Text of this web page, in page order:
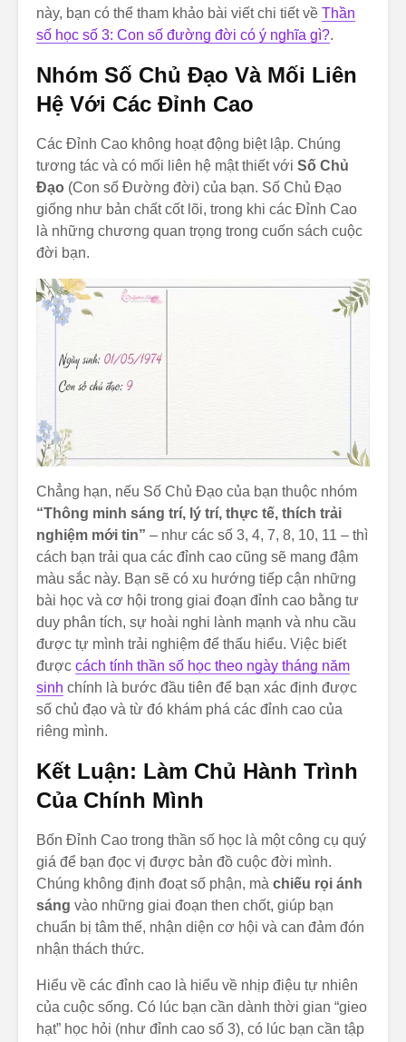
này, bạn có thể tham khảo bài viết chi tiết về Thần
số học số 3: Con số đường đời có ý nghĩa gì?.
Nhóm Số Chủ Đạo Và Mối Liên
Hệ Với Các Đỉnh Cao
Các Đỉnh Cao không hoạt động biệt lập. Chúng
tương tác và có mối liên hệ mật thiết với Số Chủ
Đạo (Con số Đường đời) của bạn. Số Chủ Đạo
giống như bản chất cốt lõi, trong khi các Đỉnh Cao
là những chương quan trọng trong cuốn sách cuộc
đời bạn.
Chẳng hạn, nếu Số Chủ Đạo của bạn thuộc nhóm
“Thông minh sáng trí, lý trí, thực tế, thích trải
nghiệm mới tin” – như các số 3, 4, 7, 8, 10, 11 – thì
cách bạn trải qua các đỉnh cao cũng sẽ mang đậm
màu sắc này. Bạn sẽ có xu hướng tiếp cận những
bài học và cơ hội trong giai đoạn đỉnh cao bằng tư
duy phân tích, sự hoài nghi lành mạnh và nhu cầu
được tự mình trải nghiệm để thấu hiểu. Việc biết
được cách tính thần số học theo ngày tháng năm
sinh chính là bước đầu tiên để bạn xác định được
số chủ đạo và từ đó khám phá các đỉnh cao của
riêng mình.
Kết Luận: Làm Chủ Hành Trình
Của Chính Mình
Bốn Đỉnh Cao trong thần số học là một công cụ quý
giá để bạn đọc vị được bản đồ cuộc đời mình.
Chúng không định đoạt số phận, mà chiếu rọi ánh
sáng vào những giai đoạn then chốt, giúp bạn
chuẩn bị tâm thế, nhận diện cơ hội và can đảm đón
nhận thách thức.
Hiểu về các đỉnh cao là hiểu về nhịp điệu tự nhiên
của cuộc sống. Có lúc bạn cần dành thời gian “gieo
hạt” học hỏi (như đỉnh cao số 3), có lúc bạn cần tập